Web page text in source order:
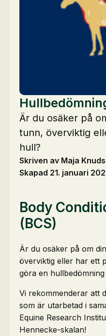
Är du osäker på
tunn, överviktig
hull?
Skriven av Maja
Skapad 21. januari
Body
(BCS)
Är du osäker på om
överviktig eller har ett
göra en
Vi rekommenderar att
som är utarbetad i
Equine Research
Hennecke-skalan!